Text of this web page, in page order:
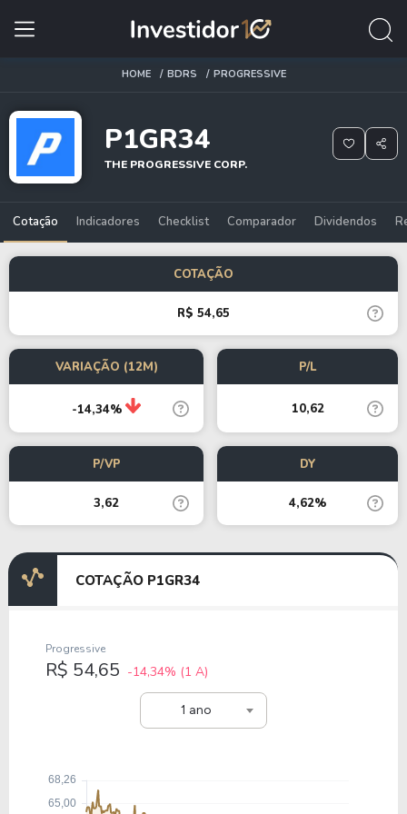
HOME BDRS PROGRESSIVE
P1GR34
THE PROGRESSIVE CORP.
Cotação Indicadores Checklist Comparador Dividendos
COTAÇÃO
R$ 54,65
VARIAÇÃO (12M)
-14,34%
P/L
10,62
P/VP
3,62
DY
4,62%
COTAÇÃO P1GR34
1 ano
Progressive
R$ 54,65 -14,34% (1 A)